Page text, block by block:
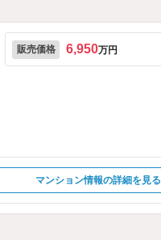
販売価格 6,950万円
マンション情報の詳細を見る